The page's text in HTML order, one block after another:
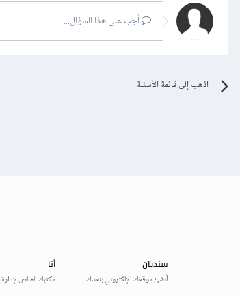
أجب على هذا السؤال...
اذهب إلى قائمة الأسئلة